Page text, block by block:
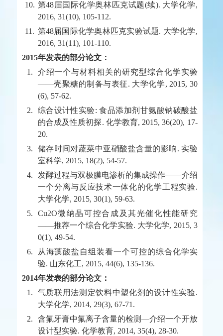
10. 第48届国际化学奥林匹克试题(续). 大学化学,
2016, 31(10), 105-112.
11. 第48届国际化学奥林匹克实验试题. 大学化学,
2016, 31(11), 101-110.
2015年发表的部分论文：
1.
介绍一个与材料相关的研究型综合化学实验
——壳聚糖的制备与表征. 大学化学, 2015, 30
(6), 57-62.
2.
综合设计性实验: 食品添加剂甘氨酸钠碳酸盐
的合成及性质初探. 化学教育, 2015, 36(20), 17-
20.
3.
储存时间对蔬菜中亚硝酸盐含量的影响. 实验
室科学, 2015, 18(2), 54-57.
4.
发酵过程与双极膜电渗析的集成操作——介绍
一个分离与反应技术一体化的化学工程实验.
大学化学, 2015, 30(1), 59-63.
5.
Cu2O微纳晶可控合成及其光催化性能研究
——推荐一个综合化学实验. 大学化学, 2015, 3
0(1), 49-54.
6.
从海藻酸盐自组装看一个可控的综合化学实
验. 山东化工, 2015, 44(6), 135-136.
2014年发表的部分论文：
1.
气质联用法测定饮料中塑化剂的设计性实验.
大学化学, 2014, 29(3), 67-71.
2.
含氟牙膏中氟离子含量的检测—介绍一个开放
设计型实验. 化学教育, 2014, 35(4), 28-30.